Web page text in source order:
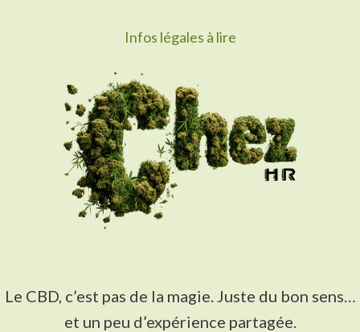
Infos légales à lire
Le CBD, c’est pas de la magie. Juste du bon sens…
et un peu d’expérience partagée.